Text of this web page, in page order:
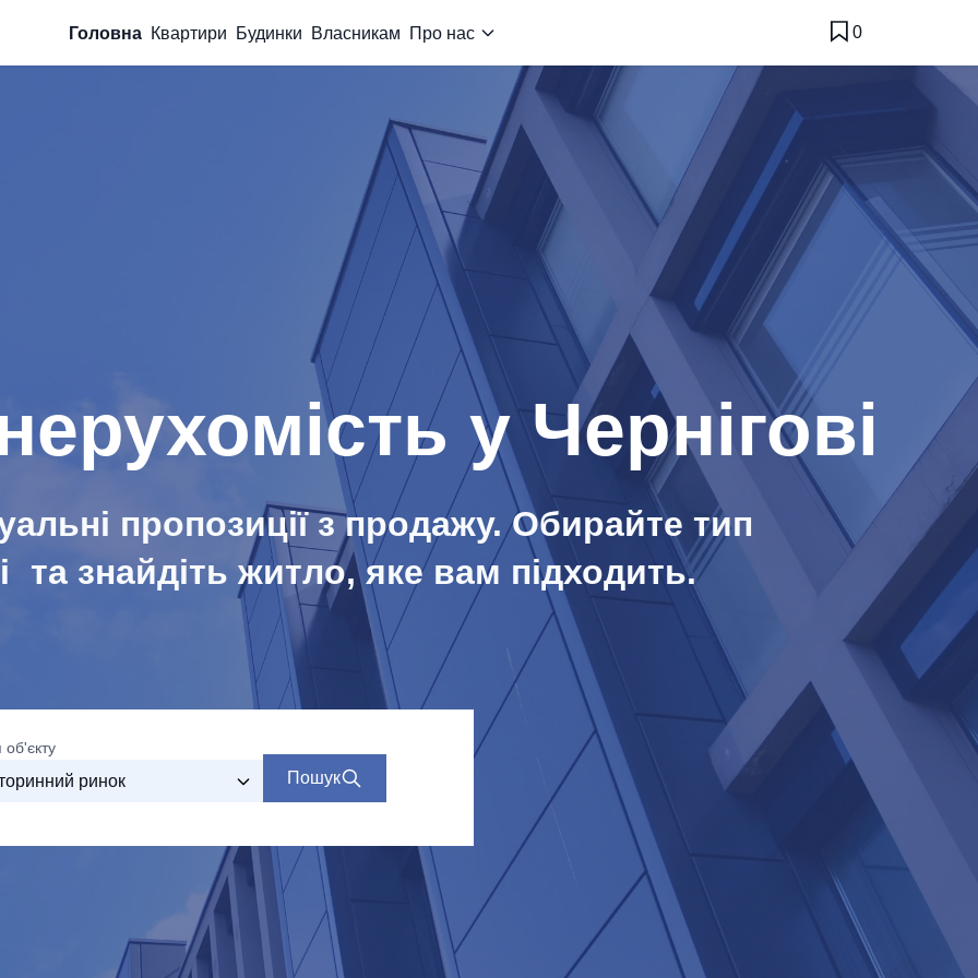
Головна Квартири Будинки Власникам Про нас 0
у Чернігові
пропозиції з продажу. Обирайте тип
та знайдіть житло, яке вам підходить.
об'єкту
ринок Пошук